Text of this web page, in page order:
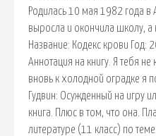
Родилась 10 мая 1982 года в
выросла и окончила школу,
Название: Кодекс крови
Аннотация на книгу. Я тебя
вновь к холодной оградке я
Гудвин: Осужденный на игру
книга. Плюс в том, что она.
литературе (11 класс) по